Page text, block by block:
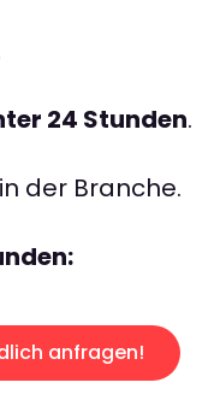
24 Stunden.
in der Branche.
anfragen!